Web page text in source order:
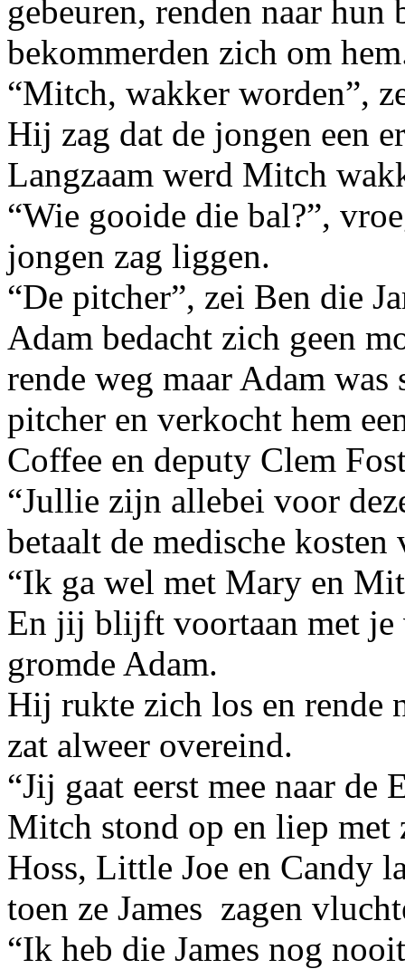
gebeuren, renden naar hun
bekommerden zich om
“Mitch, wakker worden”,
Hij zag dat de jongen een
Langzaam werd Mitch
“Wie gooide die bal?”,
jongen zag liggen.
“De pitcher”, zei Ben die
Adam bedacht zich geen
rende weg maar Adam
pitcher en verkocht hem
Coffee en deputy Clem
“Jullie zijn allebei voor
betaalt de medische
“Ik ga wel met Mary en
En jij blijft voortaan met je
gromde Adam.
Hij rukte zich los en
zat alweer overeind.
“Jij gaat eerst mee naar
Mitch stond op en liep met
Hoss, Little Joe en Candy
toen ze James zagen
“Ik heb die James nog